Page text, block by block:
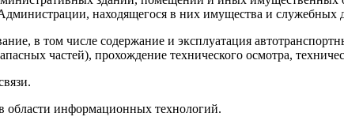
находящегося в них имущества и служебных
в том числе содержание и эксплуатация
частей), прохождение технического осмотра,
области информационных технологий.